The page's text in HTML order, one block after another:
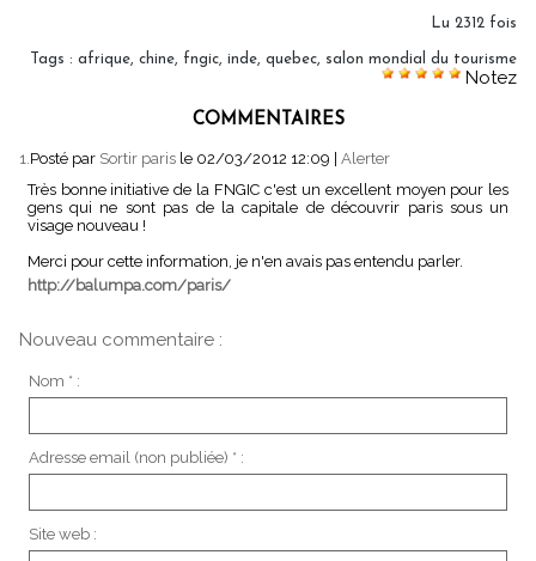
Lu 2312 fois
Tags : afrique chine fngic inde quebec salon mondial du tourisme
Notez
COMMENTAIRES
1. Posté par Sortir paris le 02/03/2012 12:09 | Alerter
Très bonne initiative de la FNGIC c'est un excellent moyen pour les
gens qui ne sont pas de la capitale de découvrir paris sous un
visage nouveau !
Merci pour cette information, je n'en avais pas entendu parler.
http://balumpa.com/paris/
Nouveau commentaire :
Nom * :
Adresse email (non publiée) * :
Site web :